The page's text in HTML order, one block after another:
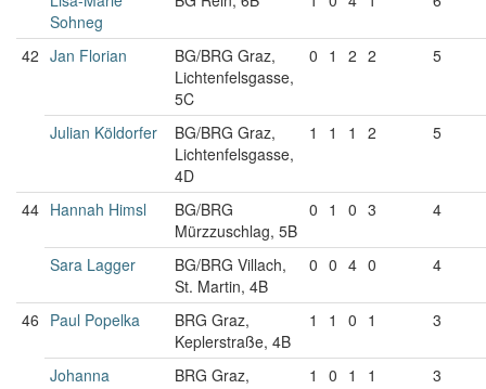
Sohneg
42 Jan Florian
BG/BRG Graz,
Lichtenfelsgasse,
5C
0 1 2 2 5
Julian Köldorfer
BG/BRG Graz,
Lichtenfelsgasse,
4D
1 1 1 2 5
44 Hannah Himsl
BG/BRG
Mürzzuschlag, 5B
0 1 0 3 4
Sara Lagger
BG/BRG Villach,
St. Martin, 4B
0 0 4 0 4
46 Paul Popelka
BRG Graz,
Keplerstraße, 4B
1 1 0 1 3
Johanna
BRG Graz,
1 0 1 1 3